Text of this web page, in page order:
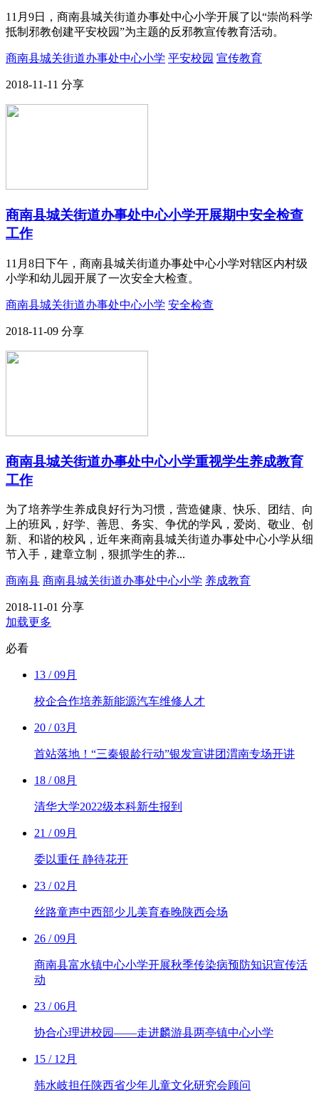
11月9日，商南县城关街道办事处中心小学开展了以“崇尚科学
抵制邪教创建平安校园”为主题的反邪教宣传教育活动。
商南县城关街道办事处中心小学 平安校园 宣传教育
2018-11-11 分享
商南县城关街道办事处中心小学开展期中安全检查
工作
11月8日下午，商南县城关街道办事处中心小学对辖区内村级
小学和幼儿园开展了一次安全大检查。
商南县城关街道办事处中心小学 安全检查
2018-11-09 分享
商南县城关街道办事处中心小学重视学生养成教育
工作
为了培养学生养成良好行为习惯，营造健康、快乐、团结、向
上的班风，好学、善思、务实、争优的学风，爱岗、敬业、创
新、和谐的校风，近年来商南县城关街道办事处中心小学从细
节入手，建章立制，狠抓学生的养...
商南县 商南县城关街道办事处中心小学 养成教育
2018-11-01 分享
加载更多
必看
13 / 09月
校企合作培养新能源汽车维修人才
20 / 03月
首站落地！“三秦银龄行动”银发宣讲团渭南专场开讲
18 / 08月
清华大学2022级本科新生报到
21 / 09月
委以重任 静待花开
23 / 02月
丝路童声中西部少儿美育春晚陕西会场
26 / 09月
商南县富水镇中心小学开展秋季传染病预防知识宣传活
动
23 / 06月
协合心理进校园——走进麟游县两亭镇中心小学
15 / 12月
韩水岐担任陕西省少年儿童文化研究会顾问